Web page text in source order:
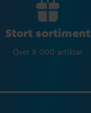
Stort sortiment
Över 9 000 artiklar